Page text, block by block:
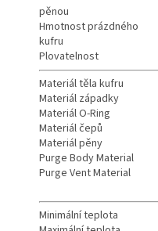
pěnou
Hmotnost prázdného
kufru
Plovatelnost
Materiál těla kufru
Materiál západky
Materiál O-Ring
Materiál čepů
Materiál pěny
Purge Body Material
Purge Vent Material
Minimální teplota